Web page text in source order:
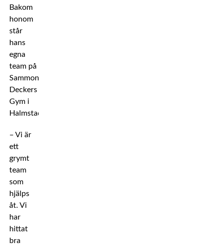
Bakom
honom
står
hans
egna
team på
Sammon
Deckers
Gym i
Halmstad
– Vi är
ett
grymt
team
som
hjälps
åt. Vi
har
hittat
bra